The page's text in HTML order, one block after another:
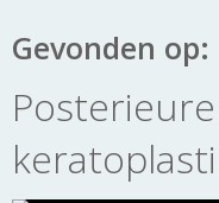
Gevonden op: